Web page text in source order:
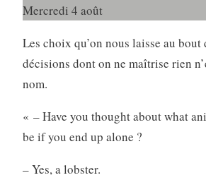
Mercredi 4 août
Les choix qu’on nous laisse au bout
décisions dont on ne maîtrise rien
nom.
« – Have you thought about what
be if you end up alone ?
– Yes, a lobster.